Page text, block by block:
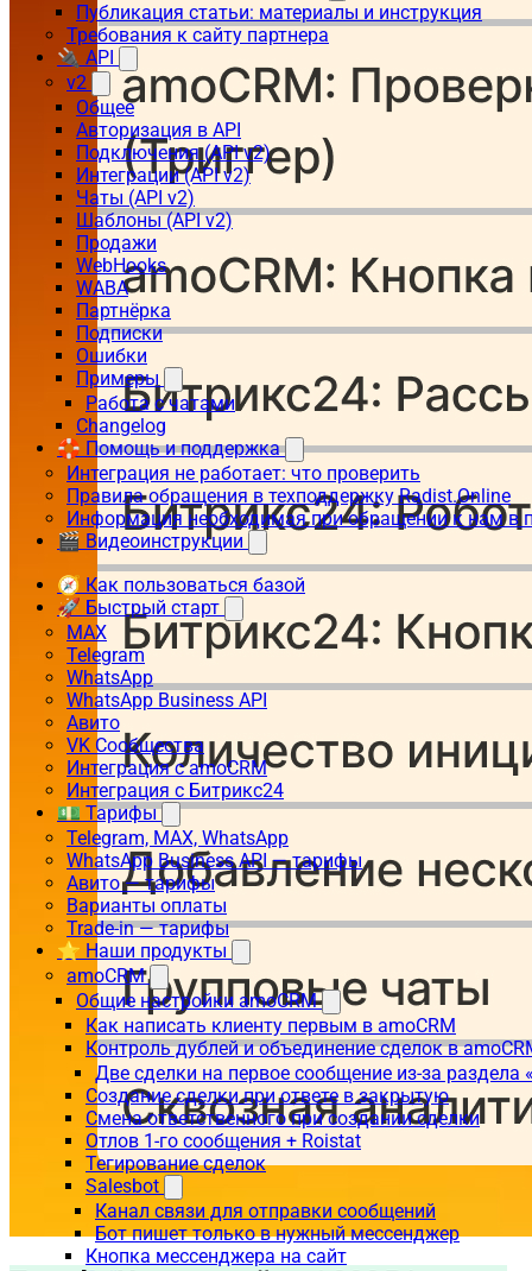
Публикация статьи: материалы и инструкция
Требования к сайту партнера
🔌 API
v2
Общее
Авторизация в API
Подключения (API v2)
Интеграции (API v2)
Чаты (API v2)
Шаблоны (API v2)
Продажи
WebHooks
WABA
Партнёрка
Подписки
Ошибки
Примеры
Работа с чатами
Changelog
🛟 Помощь и поддержка
Интеграция не работает: что проверить
Правила обращения в техподдержку Radist.Online
Информация необходимая при обращении к нам в
🎬 Видеоинструкции
🧭 Как пользоваться базой
🚀 Быстрый старт
MAX
Telegram
WhatsApp
WhatsApp Business API
Авито
VK Сообщества
Интеграция с amoCRM
Интеграция с Битрикс24
💵 Тарифы
Telegram, MAX, WhatsApp
WhatsApp Business API — тарифы
Авито — тарифы
Варианты оплаты
Trade-in — тарифы
⭐ Наши продукты
amoCRM
Общие настройки amoCRM
Как написать клиенту первым в amoCRM
Контроль дублей и объединение сделок в
Две сделки на первое сообщение из-за раздела
Создание сделки при ответе в закрытую
Смена ответственного при создании сделки
Отлов 1-го сообщения + Roistat
Тегирование сделок
Salesbot
Канал связи для отправки сообщений
Бот пишет только в нужный мессенджер
Кнопка мессенджера на сайт